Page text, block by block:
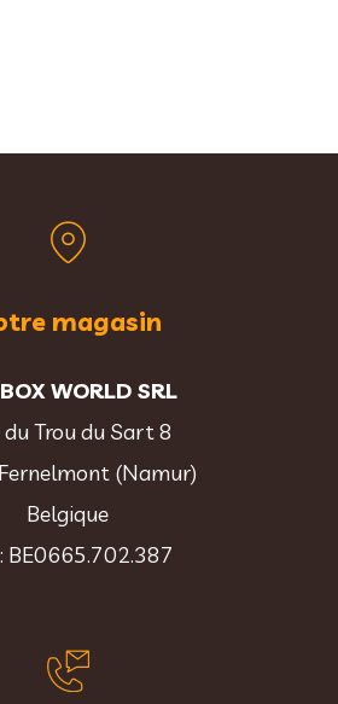
magasin
WORLD SRL
du Trou du Sart 8
(Namur)
Belgique
BE0665.702.387